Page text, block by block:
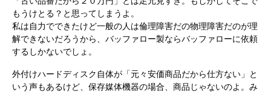
もうけとる？と思ってしまうよ。
私は自力でできたけど一般の人は倫理障害だの物理障害だのが理
解できないだろうから、バッファロー製ならバッファローに依頼
するしかないでしょ。
外付けハードディスク自体が「元々安価商品だから仕方ない」と
いう声もあるけど、保存媒体機器の場合、商品じゃないのよ。み